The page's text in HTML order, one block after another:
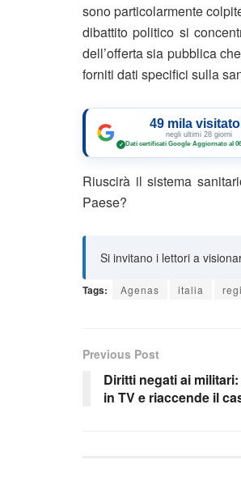
sono particolarmente
dibattito politico si
dell’offerta sia pubblica
forniti dati specifici sulla
49 mila
negli ultimi 28 giorni
✓ Dati certificati Google·Aggiornato al
Riuscirà il sistema
Paese?
Si invitano i lettori a
Tags: Agenas italia
Previous Post
Diritti negati ai
in TV e riaccende il